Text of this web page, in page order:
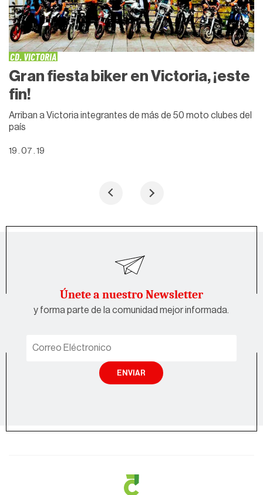
CD. VICTORIA
Gran fiesta biker en Victoria, ¡este
fin!
Arriban a Victoria integrantes de más de 50 moto clubes del
país
19 . 07 . 19
Únete a nuestro Newsletter
y forma parte de la comunidad mejor informada.
ENVIAR